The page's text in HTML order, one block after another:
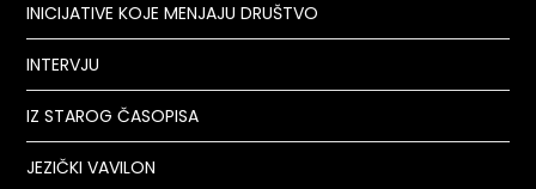
INICIJATIVE KOJE MENJAJU DRUŠTVO
INTERVJU
IZ STAROG ČASOPISA
JEZIČKI VAVILON